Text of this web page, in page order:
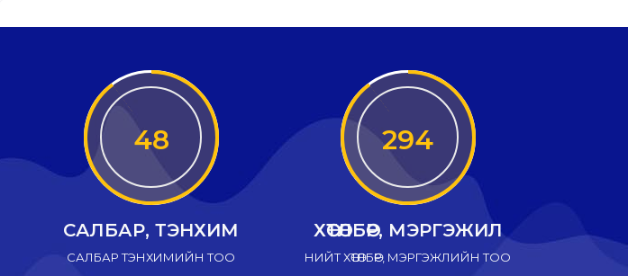
48
САЛБАР, ТЭНХИМ
САЛБАР ТЭНХИМИЙН ТОО
294
ХӨТӨЛБӨР, МЭРГЭЖИЛ
НИЙТ ХӨТӨЛБӨР, МЭРГЭЖЛИЙН ТОО